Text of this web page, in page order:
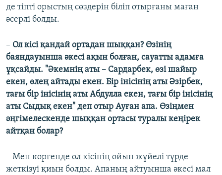
де тіпті орыстың сөздерін біліп отырғаны маған
әсерлі болды.
– Ол кісі қандай ортадан шыққан? Өзінің
баяндауынша әкесі ақын болған, сауатты адамға
ұқсайды. "Әкемнің аты – Сардарбек, өзі шайыр
екен, өлең айтады екен. Бір інісінің аты Әзірбек,
тағы бір інісінің аты Абдулла екен, тағы бір інісінің
аты Сыдық екен" деп отыр Ауған апа. Өзіңмен
әңгімелескенде шыққан ортасы туралы кеңірек
айтқан болар?
– Мен көргенде ол кісінің ойын жүйелі түрде
жеткізуі қиын болды. Апаның айтуынша әкесі мал